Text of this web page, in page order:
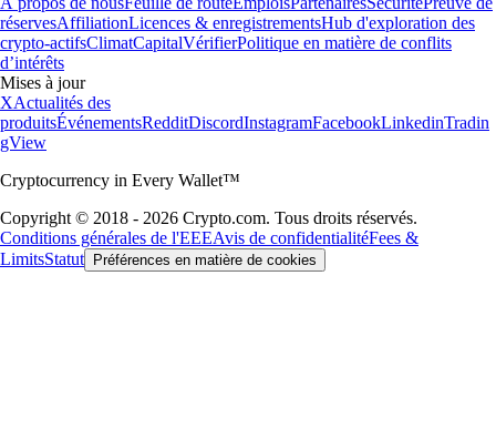
réservesAffiliationLicences & enregistrementsHub d'exploration des
crypto-actifsClimatCapitalVérifierPolitique en matière de conflits
d’intérêts
Mises à jour
XActualités des
produitsÉvénementsRedditDiscordInstagramFacebookLinkedinTradin
gView
Cryptocurrency in Every Wallet™
Copyright © 2018 - 2026 Crypto.com. Tous droits réservés.
Conditions générales de l'EEEAvis de confidentialitéFees &
LimitsStatut Préférences en matière de cookies